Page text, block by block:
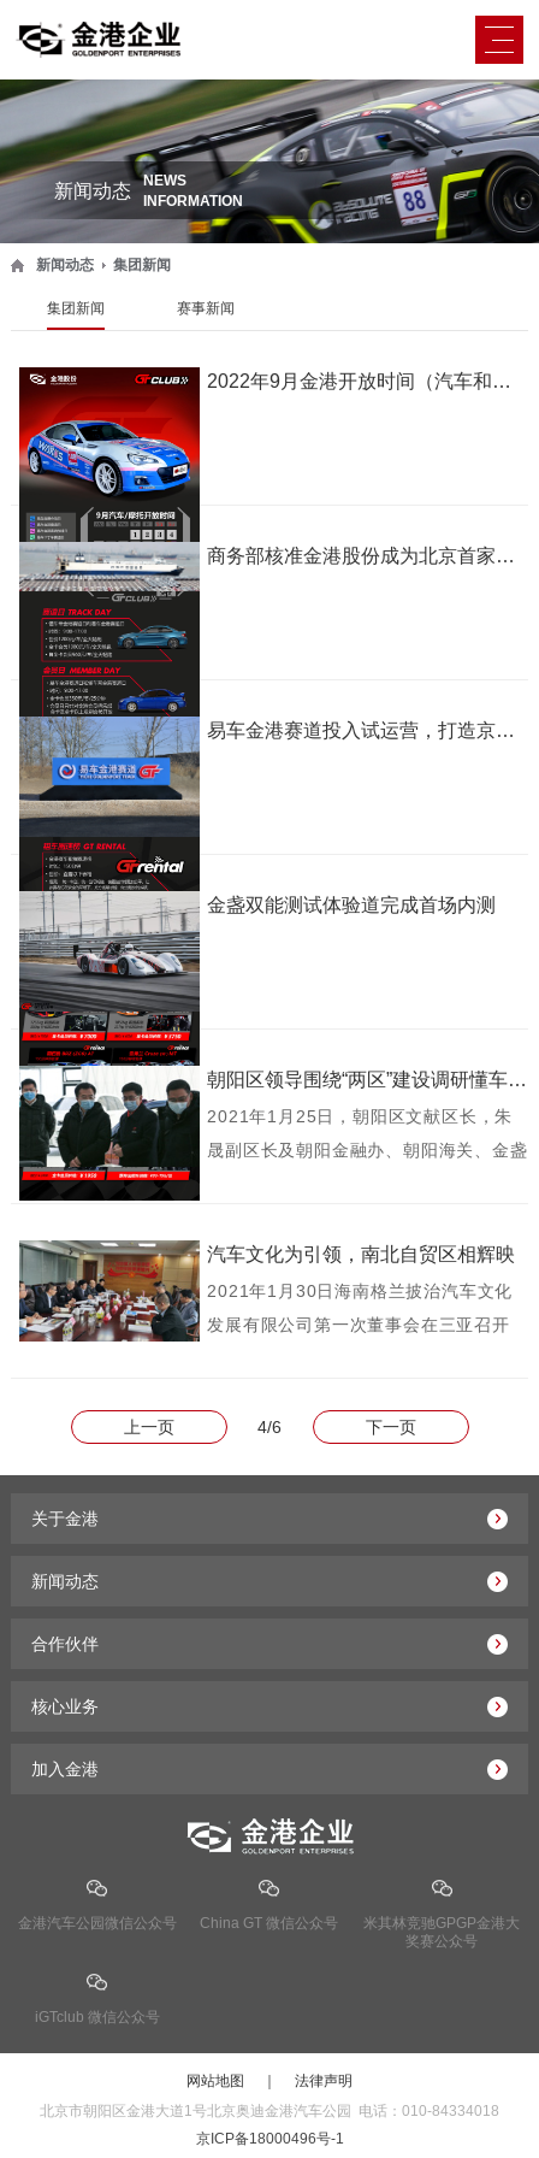
新闻动态
NEWS
INFORMATION
新闻动态 集团新闻
集团新闻 赛事新闻
2022年9月金港开放时间（汽车和摩托车）
商务部核准金港股份成为北京首家汽车平行进口试点平台企业
易车金港赛道投入试运营，打造京畿汽车文化高地！
金盏双能测试体验道完成首场内测
朝阳区领导围绕“两区”建设调研懂车帝金港汽车公园
2021年1月25日，朝阳区文献区长，朱
晟副区长及朝阳金融办、朝阳海关、金盏
园调研。
汽车文化为引领，南北自贸区相辉映
2021年1月30日海南格兰披治汽车文化
发展有限公司第一次董事会在三亚召开
上一页 4/6 下一页
关于金港
新闻动态
合作伙伴
核心业务
加入金港
金港汽车公园微信公众号 China GT 微信公众号
米其林竞驰GPGP金港大
奖赛公众号
iGTclub 微信公众号
网站地图 ｜
法律声明
北京市朝阳区金港大道1号北京奥迪金港汽车公园 电话：010-84334018
京ICP备18000496号-1